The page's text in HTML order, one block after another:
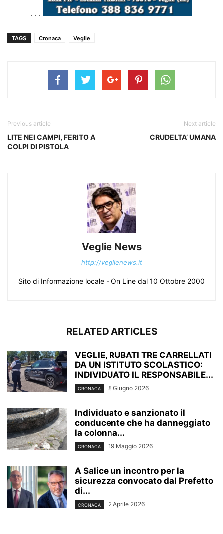
. . .
TAGS Cronaca Veglie
Previous article
LITE NEI CAMPI, FERITO A
COLPI DI PISTOLA
Next article
CRUDELTA’ UMANA
Veglie News
http://veglienews.it
Sito di Informazione locale - On Line dal 10 Ottobre 2000
RELATED ARTICLES
VEGLIE, RUBATI TRE CARRELLATI
DA UN ISTITUTO SCOLASTICO:
INDIVIDUATO IL RESPONSABILE...
CRONACA 8 Giugno 2026
Individuato e sanzionato il
conducente che ha danneggiato
la colonna...
CRONACA 19 Maggio 2026
A Salice un incontro per la
sicurezza convocato dal Prefetto
di...
CRONACA 2 Aprile 2026